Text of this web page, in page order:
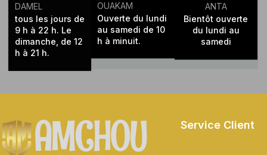
DAMEL
tous les jours de
9 h à 22 h. Le
dimanche, de 12
h à 21 h.
OUAKAM
Ouverte du lundi
au samedi de 10
h à minuit.
ANTA
Bientôt ouverte
du lundi au
samedi
Service Client